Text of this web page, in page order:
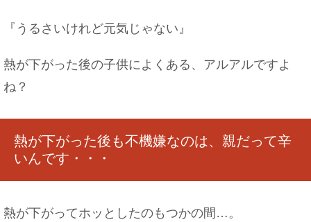
『うるさいけれど元気じゃない』
熱が下がった後の子供によくある、アルアルですよ
ね？
熱が下がった後も不機嫌なのは、親だって辛
いんです・・・
熱が下がってホッとしたのもつかの間…。